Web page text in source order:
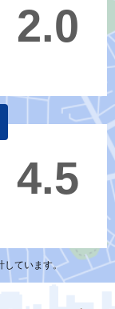
2.0
4.5
しています。